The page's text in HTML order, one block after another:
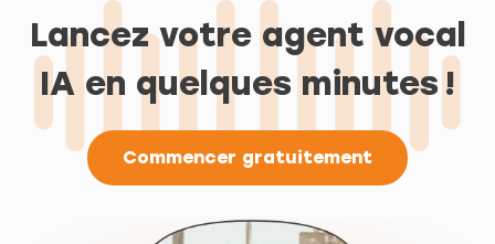
Lancez votre agent vocal
IA en quelques minutes !
Commencer gratuitement